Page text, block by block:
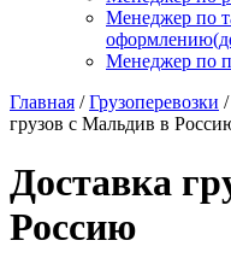
Менеджер по
Менеджер по
Главная /Грузоперевозки /
грузов с Мальдив в
Доставка
Россию